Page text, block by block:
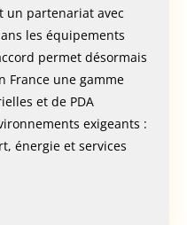
un partenariat avec
les équipements
permet désormais
France une gamme
et de PDA
exigeants :
énergie et services